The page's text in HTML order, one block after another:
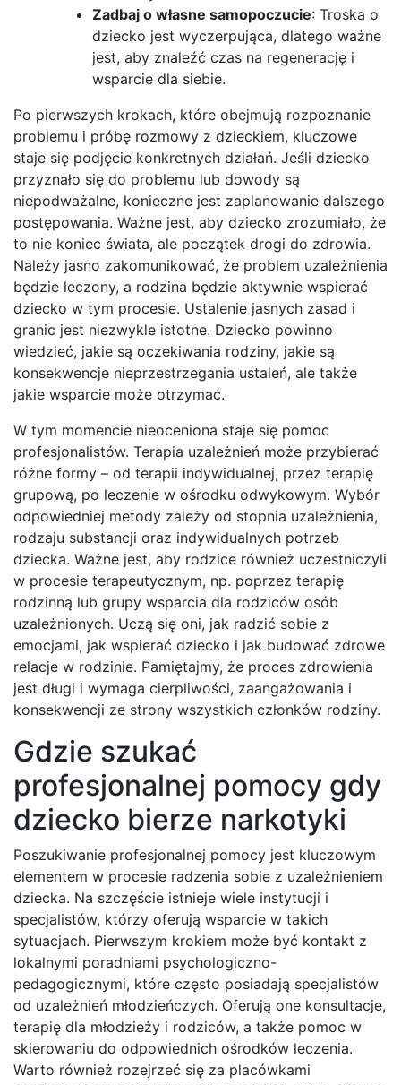
Zadbaj o własne samopoczucie: Troska o
dziecko jest wyczerpująca, dlatego ważne
jest, aby znaleźć czas na regenerację i
wsparcie dla siebie.
Po pierwszych krokach, które obejmują rozpoznanie
problemu i próbę rozmowy z dzieckiem, kluczowe
staje się podjęcie konkretnych działań. Jeśli dziecko
przyznało się do problemu lub dowody są
niepodważalne, konieczne jest zaplanowanie dalszego
postępowania. Ważne jest, aby dziecko zrozumiało, że
to nie koniec świata, ale początek drogi do zdrowia.
Należy jasno zakomunikować, że problem uzależnienia
będzie leczony, a rodzina będzie aktywnie wspierać
dziecko w tym procesie. Ustalenie jasnych zasad i
granic jest niezwykle istotne. Dziecko powinno
wiedzieć, jakie są oczekiwania rodziny, jakie są
konsekwencje nieprzestrzegania ustaleń, ale także
jakie wsparcie może otrzymać.
W tym momencie nieoceniona staje się pomoc
profesjonalistów. Terapia uzależnień może przybierać
różne formy – od terapii indywidualnej, przez terapię
grupową, po leczenie w ośrodku odwykowym. Wybór
odpowiedniej metody zależy od stopnia uzależnienia,
rodzaju substancji oraz indywidualnych potrzeb
dziecka. Ważne jest, aby rodzice również uczestniczyli
w procesie terapeutycznym, np. poprzez terapię
rodzinną lub grupy wsparcia dla rodziców osób
uzależnionych. Uczą się oni, jak radzić sobie z
emocjami, jak wspierać dziecko i jak budować zdrowe
relacje w rodzinie. Pamiętajmy, że proces zdrowienia
jest długi i wymaga cierpliwości, zaangażowania i
konsekwencji ze strony wszystkich członków rodziny.
Gdzie szukać
profesjonalnej pomocy gdy
dziecko bierze narkotyki
Poszukiwanie profesjonalnej pomocy jest kluczowym
elementem w procesie radzenia sobie z uzależnieniem
dziecka. Na szczęście istnieje wiele instytucji i
specjalistów, którzy oferują wsparcie w takich
sytuacjach. Pierwszym krokiem może być kontakt z
lokalnymi poradniami psychologiczno-
pedagogicznymi, które często posiadają specjalistów
od uzależnień młodzieńczych. Oferują one konsultacje,
terapię dla młodzieży i rodziców, a także pomoc w
skierowaniu do odpowiednich ośrodków leczenia.
Warto również rozejrzeć się za placówkami